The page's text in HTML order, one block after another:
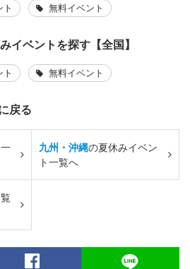
無料イベント
イベントを探す【全国】
無料イベント
戻る
九州・沖縄の夏休みイベン
ト一覧へ